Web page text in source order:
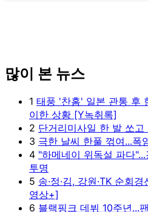
많이 본 뉴스
1 태풍 '찬홈' 일본 관통 후
이한 상황 [Y녹취록]
2 단거리미사일 한 발 쏘
3 극한 날씨 한풀 꺾여...폭
4 "하메네이 위독설 파다
투명
5 송·정·김, 강원·TK 순회
영상+]
6 블랙핑크 데뷔 10주년...